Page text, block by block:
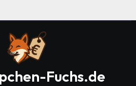
Fuchs.de